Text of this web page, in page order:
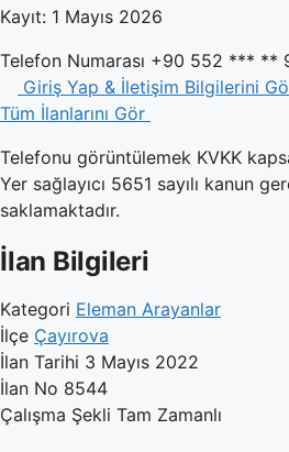
Kayıt: 1 Mayıs 2026
Telefon Numarası +90 552 *** **
Giriş Yap & İletişim Bilgilerini
Tüm İlanlarını Gör
Telefonu görüntülemek KVKK
Yer sağlayıcı 5651 sayılı kanun
saklamaktadır.
İlan Bilgileri
Kategori Eleman Arayanlar
İlçe Çayırova
İlan Tarihi 3 Mayıs 2022
İlan No 8544
Çalışma Şekli Tam Zamanlı